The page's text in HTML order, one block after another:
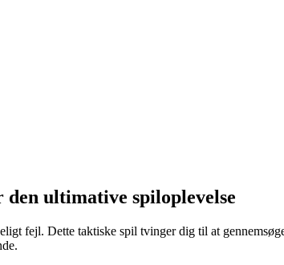
ultimative spiloplevelse
fejl. Dette taktiske spil tvinger dig til at